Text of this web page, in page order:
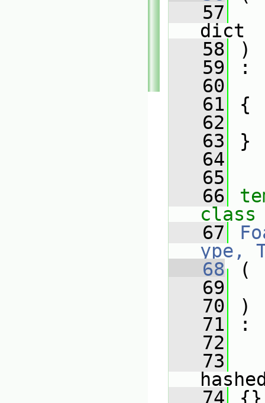
   57
dict
   58
)
   59
:
   60
   61
{
   62
   63
}
   64
   65
   66
class
   67
ype,
   68
(
   69
   70
)
   71
:
   72
   73
   74
{}